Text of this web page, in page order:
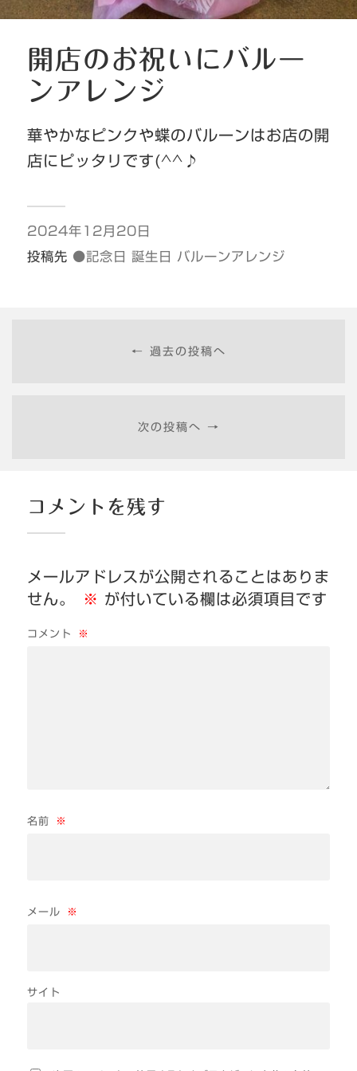
開店のお祝いにバルー
ンアレンジ
華やかなピンクや蝶のバルーンはお店の開
店にピッタリです(^^♪
2024年12月20日
投稿先 ●記念日 誕生日 バルーンアレンジ
← 過去の投稿へ
次の投稿へ →
コメントを残す
メールアドレスが公開されることはありま
せん。
※ が付いている欄は必須項目です
コメント ※
名前 ※
メール ※
サイト